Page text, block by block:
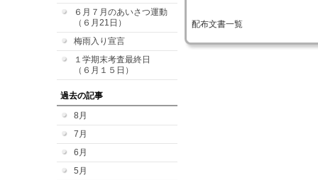
６月７月のあいさつ運動
（６月21日）
梅雨入り宣言
１学期末考査最終日
（６月１５日）
過去の記事
8月
7月
6月
5月
配布文書一覧